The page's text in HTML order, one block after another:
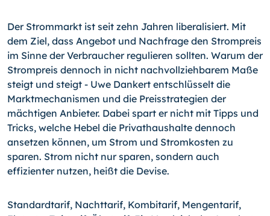
Der Strommarkt ist seit zehn Jahren liberalisiert. Mit
dem Ziel, dass Angebot und Nachfrage den Strompreis
im Sinne der Verbraucher regulieren sollten. Warum der
Strompreis dennoch in nicht nachvollziehbarem Maße
steigt und steigt - Uwe Dankert entschlüsselt die
Marktmechanismen und die Preisstrategien der
mächtigen Anbieter. Dabei spart er nicht mit Tipps und
Tricks, welche Hebel die Privathaushalte dennoch
ansetzen können, um Strom und Stromkosten zu
sparen. Strom nicht nur sparen, sondern auch
effizienter nutzen, heißt die Devise.
Standardtarif, Nachttarif, Kombitarif, Mengentarif,